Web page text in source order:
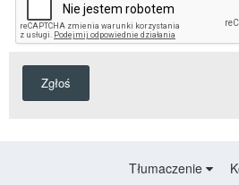
Zgłoś
Tłumaczenie